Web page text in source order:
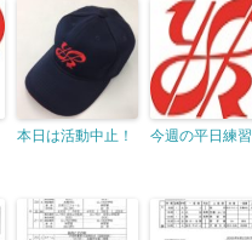
本日は活動中止！ 今週の平日練習